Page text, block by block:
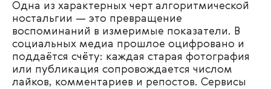
Одна из характерных черт алгоритмической
ностальгии — это превращение
воспоминаний в измеримые показатели. В
социальных медиа прошлое оцифровано и
поддаётся счёту: каждая старая фотография
или публикация сопровождается числом
лайков, комментариев и репостов. Сервисы